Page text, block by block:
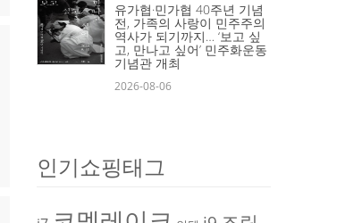
유가협·민가협 40주년 기념
전, 가족의 사랑이 민주주의
역사가 되기까지… ‘보고 싶
고, 만나고 싶어’ 민주화운동
기념관 개최
2026-08-06
인기쇼핑태그